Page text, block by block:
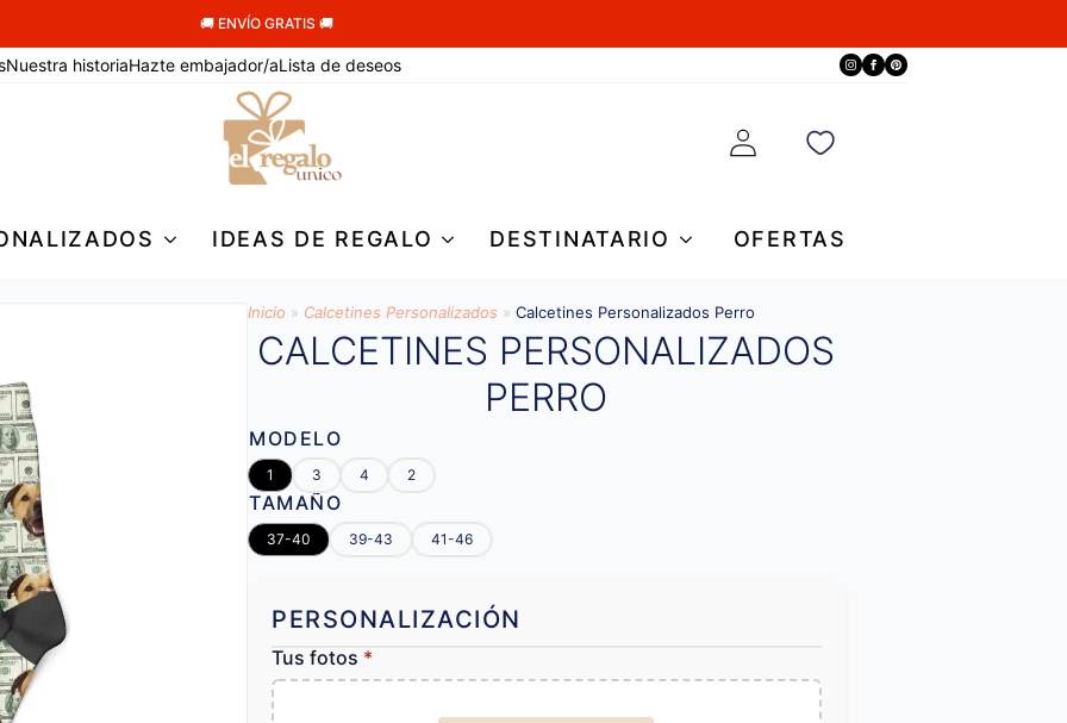
🚚 ENVÍO GRATIS 🚚
Nuestra historiaHazte embajador/aLista de deseos
IDEAS DE REGALO DESTINATARIO OFERTAS
Inicio » Calcetines Personalizados » Calcetines Personalizados Perro
CALCETINES PERSONALIZADOS
PERRO
MODELO
1 3 4 2
TAMAÑO
37-40 39-43 41-46
PERSONALIZACIÓN
Tus fotos *